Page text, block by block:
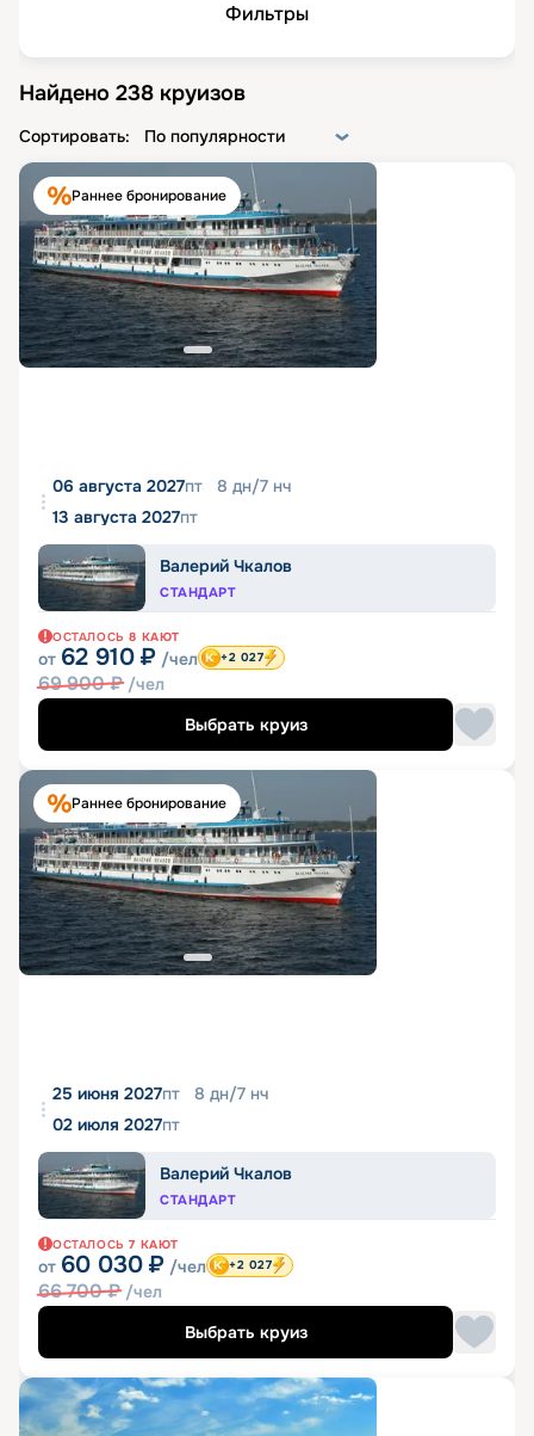
Фильтры
Найдено 238 круизов
Сортировать: По популярности
Раннее бронирование
06 августа 2027пт 8 дн/7 нч
13 августа 2027пт
Валерий Чкалов
СТАНДАРТ
ОСТАЛОСЬ 8 КАЮТ
от 62 910 ₽ /чел
69 900₽ /чел
+2 027
Выбрать круиз
Раннее бронирование
25 июня 2027пт 8 дн/7 нч
02 июля 2027пт
Валерий Чкалов
СТАНДАРТ
ОСТАЛОСЬ 7 КАЮТ
от 60 030 ₽ /чел
66 700₽ /чел
+2 027
Выбрать круиз